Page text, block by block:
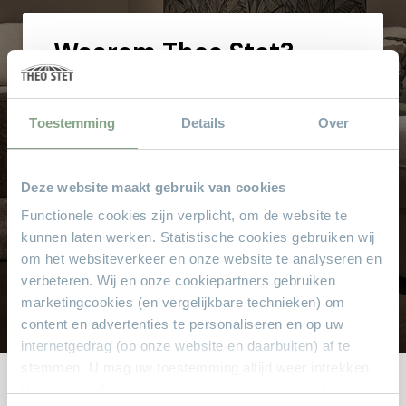
Toestemming Details Over
Deze website maakt gebruik van cookies
Functionele cookies zijn verplicht, om de website te
kunnen laten werken. Statistische cookies gebruiken wij
om het websiteverkeer en onze website te analyseren en
verbeteren. Wij en onze cookiepartners gebruiken
marketingcookies (en vergelijkbare technieken) om
content en advertenties te personaliseren en op uw
internetgedrag (op onze website en daarbuiten) af te
Waarom Theo Stet?
Gratis parkeren
Grote keus voor iedere doelgroep
Sinds 1968
8.000 m² met alle soorten stylen meubelen